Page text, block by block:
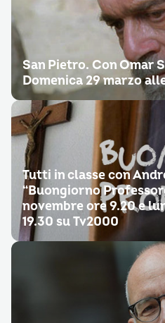
San Pietro. Con Omar
Domenica 29 marzo
Tutti in classe con
“Buongiorno
novembre ore 9.20 e
19.30 su Tv2000